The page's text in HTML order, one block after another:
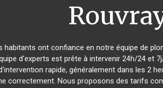
habitants ont confiance en notre équipe de
d'experts est prête à intervenir 24h/24 et
rapide, généralement dans les 2
correctement. Nous proposons des tarifs